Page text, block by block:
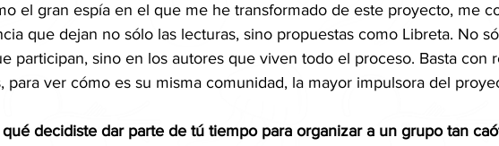
el gran espía en el que me he transformado de este proyecto, me
que dejan no sólo las lecturas, sino propuestas como Libreta. No
participan, sino en los autores que viven todo el proceso. Basta con
para ver cómo es su misma comunidad, la mayor impulsora del
qué decidiste dar parte de tú tiempo para organizar a un grupo tan